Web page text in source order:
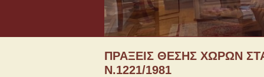
ΠΡΑΞΕΙΣ ΘΕΣΗΣ ΧΩΡΩΝ
Ν.1221/1981